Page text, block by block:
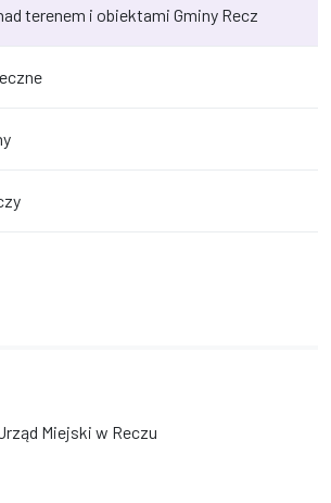
terenem i obiektami Gminy Recz
Miejski w Reczu